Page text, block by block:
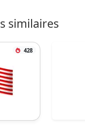
similaires
428